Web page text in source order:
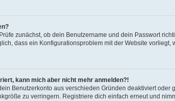
zunächst, ob dein Benutzername und dein Passwort
dass ein Konfigurationsproblem mit der Website vorliegt,
kann mich aber nicht mehr anmelden?!
Benutzerkonto aus verschieden Gründen deaktiviert
zu verringern. Registriere dich einfach erneut und